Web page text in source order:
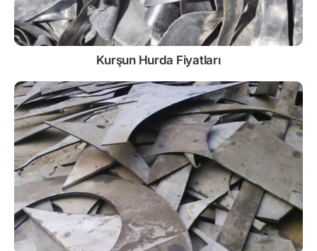
Kurşun Hurda Fiyatları